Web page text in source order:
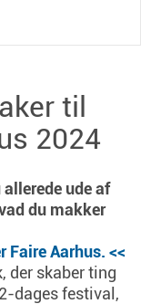
til
2024
ude af
du makker
Faire Aarhus. <<
der skaber ting
dages festival,